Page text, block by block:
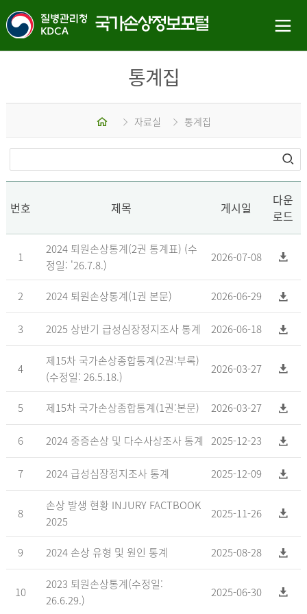
통계집
홈 자료실 통계집
번호 제목 게시일
다운
로드
1
2024 퇴원손상통계(2권 통계표) (수
정일: '26.7.8.)
2026-07-08
2 2024 퇴원손상통계(1권 본문) 2026-06-29
3 2025 상반기 급성심장정지조사 통계 2026-06-18
4
제15차 국가손상종합통계(2권:부록)
(수정일: 26.5.18.)
2026-03-27
5 제15차 국가손상종합통계(1권:본문) 2026-03-27
6 2024 중증손상 및 다수사상조사 통계 2025-12-23
7 2024 급성심장정지조사 통계 2025-12-09
8
손상 발생 현황 INJURY FACTBOOK
2025
2025-11-26
9 2024 손상 유형 및 원인 통계 2025-08-28
10
2023 퇴원손상통계(수정일:
26.6.29.)
2025-06-30